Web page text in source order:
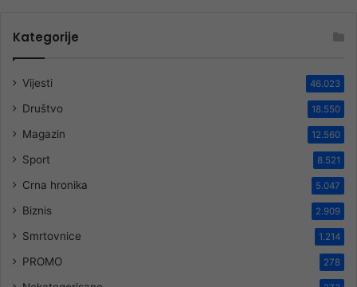
Kategorije
Vijesti 46.023
Društvo 18.550
Magazin 12.560
Sport 8.521
Crna hronika 5.047
Biznis 2.909
Smrtovnice 1.214
PROMO 278